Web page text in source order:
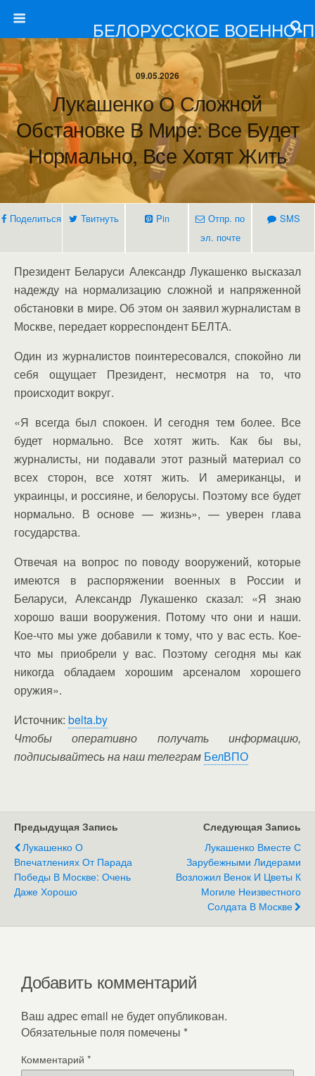
БЕЛОРУССКОЕ ВОЕННО-
09.05.2026
Лукашенко О Сложной
Обстановке В Мире: Все Будет
Нормально, Все Хотят Жить
Поделиться Твитнуть Pin
Отпр. по
эл. почте
SMS
Президент Беларуси Александр Лукашенко высказал
надежду на нормализацию сложной и напряженной
обстановки в мире. Об этом он заявил журналистам в
Москве, передает корреспондент БЕЛТА.
Один из журналистов поинтересовался, спокойно ли
себя ощущает Президент, несмотря на то, что
происходит вокруг.
«Я всегда был спокоен. И сегодня тем более. Все
будет нормально. Все хотят жить. Как бы вы,
журналисты, ни подавали этот разный материал со
всех сторон, все хотят жить. И американцы, и
украинцы, и россияне, и белорусы. Поэтому все будет
нормально. В основе — жизнь», — уверен глава
государства.
Отвечая на вопрос по поводу вооружений, которые
имеются в распоряжении военных в России и
Беларуси, Александр Лукашенко сказал: «Я знаю
хорошо ваши вооружения. Потому что они и наши.
Кое-что мы уже добавили к тому, что у вас есть. Кое-
что мы приобрели у вас. Поэтому сегодня мы как
никогда обладаем хорошим арсеналом хорошего
оружия».
Источник: belta.by
Чтобы оперативно получать информацию,
подписывайтесь на наш телеграм БелВПО
Предыдущая Запись
Лукашенко О
Впечатлениях От Парада
Победы В Москве: Очень
Даже Хорошо
Следующая Запись
Лукашенко Вместе С
Зарубежными Лидерами
Возложил Венок И Цветы К
Могиле Неизвестного
Солдата В Москве
Добавить комментарий
Ваш адрес email не будет опубликован.
Обязательные поля помечены *
Комментарий *